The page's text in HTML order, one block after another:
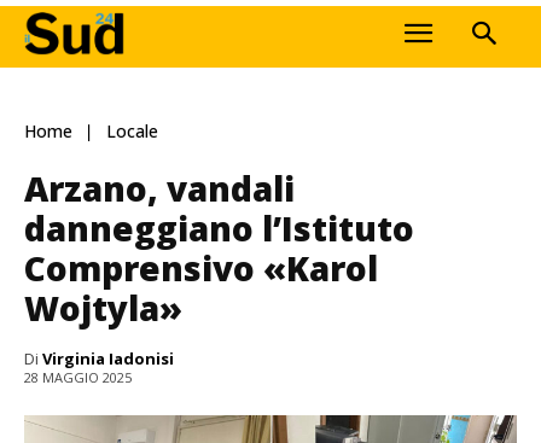
Home Locale
Arzano, vandali
danneggiano l’Istituto
Comprensivo «Karol
Wojtyla»
Di Virginia Iadonisi
28 MAGGIO 2025